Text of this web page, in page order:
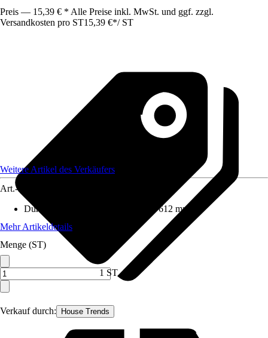
Preis — 15,39 € * Alle Preise inkl. MwSt. und ggf. zzgl.
Versandkosten pro ST15,39 €*/ ST
Verkauf durch: House Trends
Weitere Artikel des Verkäufers
Art.-Nr.
Durchmesser (von - bis)
612 mm - 612 mm
Mehr Artikeldetails
Menge (ST)
1 ST